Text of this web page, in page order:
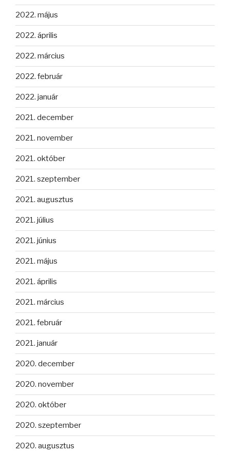
2022. május
2022. április
2022. március
2022. február
2022. január
2021. december
2021. november
2021. október
2021. szeptember
2021. augusztus
2021. július
2021. június
2021. május
2021. április
2021. március
2021. február
2021. január
2020. december
2020. november
2020. október
2020. szeptember
2020. augusztus